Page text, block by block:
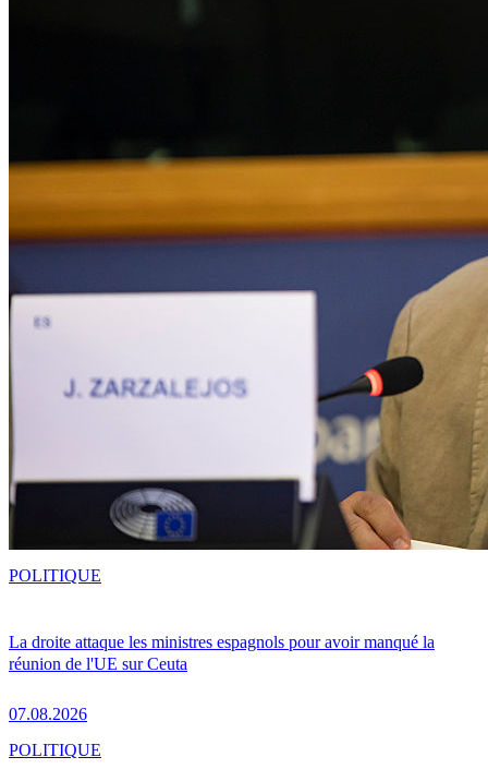
La droite attaque les ministres espagnols pour avoir manqué la
réunion de l'UE sur Ceuta
07.08.2026
POLITIQUE
POLITIQUE